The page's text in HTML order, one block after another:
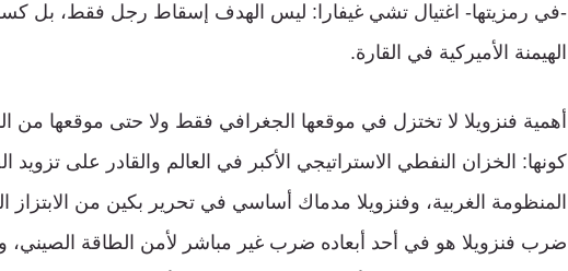
-في رمزيتها- اغتيال تشي غيفارا: ليس الهدف إسقاط رجل فقط، بل كسر
الهيمنة الأميركية في القارة.
أهمية فنزويلا لا تختزل في موقعها الجغرافي فقط ولا حتى موقعها من
كونها: الخزان النفطي الاستراتيجي الأكبر في العالم والقادر على
المنظومة الغربية، وفنزويلا مدماك أساسي في تحرير بكين من الابتزاز
ضرب فنزويلا هو في أحد أبعاده ضرب غير مباشر لأمن الطاقة الصيني،